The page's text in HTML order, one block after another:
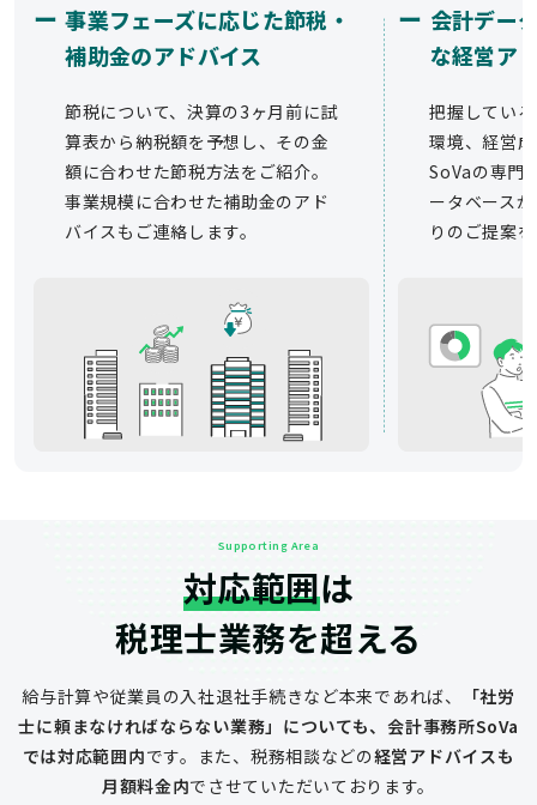
ー 事業フェーズに応じた節税・
補助金のアドバイス
節税について、決算の3ヶ月前に試
算表から納税額を予想し、その金
額に合わせた節税方法をご紹介。
事業規模に合わせた補助金のアド
バイスもご連絡します。
ー 会計デー
な経営ア
把握してい
環境、経営
SoVaの専門
ータベース
りのご提案
Supporting Area
対応範囲は
税理士業務を超える
給与計算や従業員の入社退社手続きなど本来であれば、
「社労
士に頼まなければならない業務」についても、会計事務所SoVa
では対応範囲内です。 また、税務相談などの経営アドバイスも
月額料金内でさせていただいております。